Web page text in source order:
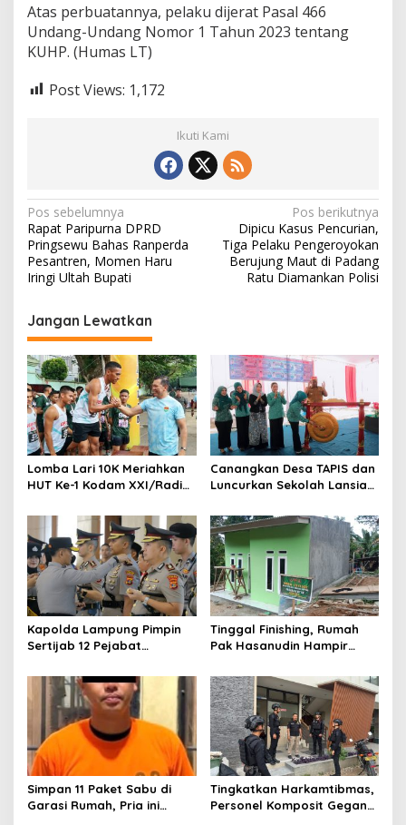
Atas perbuatannya, pelaku dijerat Pasal 466
Undang-Undang Nomor 1 Tahun 2023 tentang
KUHP. (Humas LT)
Post Views: 1,172
Ikuti Kami
N
a
v
g
a
s
i
p
o
s
Pos sebelumnya
Rapat Paripurna DPRD
Pringsewu Bahas Ranperda
Pesantren, Momen Haru
Iringi Ultah Bupati
Pos berikutnya
Dipicu Kasus Pencurian,
Tiga Pelaku Pengeroyokan
Berujung Maut di Padang
Ratu Diamankan Polisi
Jangan Lewatkan
Lomba Lari 10K Meriahkan
HUT Ke-1 Kodam XXI/Radin
Canangkan Desa TAPIS dan
Luncurkan Sekolah Lansia
Ketua TP PKK Lampung
Dorong Pembangunan SDM
Dimulai dari Desa
Kapolda Lampung Pimpin
Sertijab 12 Pejabat
Organisasi dan Pelayanan
Polri Presisi
Tinggal Finishing, Rumah
Pak Hasanudin Hampir
TMMD (TNI Manunggal
Membangun Desa)
Simpan 11 Paket Sabu di
Garasi Rumah, Pria ini
Tingkatkan Harkamtibmas,
Personel Komposit Gegana